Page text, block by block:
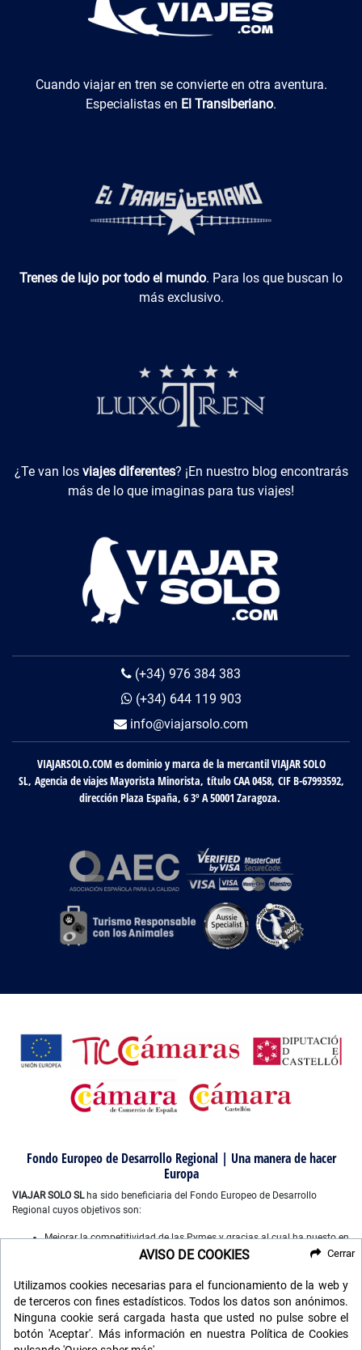
El Transiberiano
Cuando viajar en tren se convierte en otra aventura.
Especialistas en El Transiberiano.
Luxotren
Trenes de lujo por todo el mundo. Para los que buscan lo
más exclusivo.
Viajes Diferentes
¿Te van los viajes diferentes? ¡En nuestro blog encontrarás
más de lo que imaginas para tus viajes!
(+34) 976 384 383
(+34) 644 119 903
info@viajarsolo.com
VIAJARSOLO.COM es dominio y marca de la mercantil VIAJAR SOLO
SL, Agencia de viajes Mayorista Minorista, título CAA 0458, CIF B-67993592,
dirección Plaza España, 6 3º A 50001 Zaragoza.
Fondo Europeo de Desarrollo Regional | Una manera de hacer
Europa
VIAJAR SOLO SLha sido beneficiaria del Fondo Europeo de Desarrollo
Regional cuyos objetivos son:
Mejorar la competitividad de las Pymes y gracias al cual ha puesto en
marcha un Plan de Marketing Digital Internacional, con el objetivo de
año 2022-2023. Para ello ha contado con el apoyo del Programa
XPANDE DIGITAL de la Cámara de Comercio de Castellón”.
Mejorar el uso y la calidad de las tecnologías de la información y de
las comunicaciones, y el acceso a las mismas y gracias a que ha
desarrollado un plan digital de gestión comercial e interna para la
AVISO DE COOKIES
Utilizamos cookies necesarias para el funcionamiento de la web y
de terceros con fines estadísticos. Todos los datos son anónimos.
Ninguna cookie será cargada hasta que usted no pulse sobre el
botón 'Aceptar'. Más información en nuestra Política de Cookies
Cerrar